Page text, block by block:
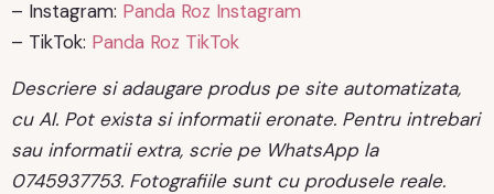
– Instagram: Panda Roz Instagram
– TikTok: Panda Roz TikTok
Descriere si adaugare produs pe site automatizata,
cu AI. Pot exista si informatii eronate. Pentru intrebari
sau informatii extra, scrie pe WhatsApp la
0745937753. Fotografiile sunt cu produsele reale.